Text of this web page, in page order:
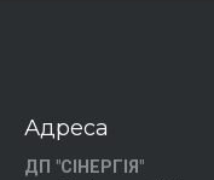
Адреса
ДП "СІНЕРГІЯ"